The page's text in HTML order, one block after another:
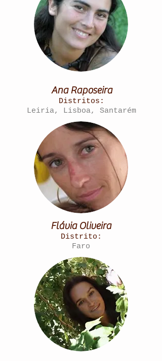
Ana Raposeira
Distritos:
Leiria, Lisboa, Santarém
Flávia Oliveira
Distrito:
Faro